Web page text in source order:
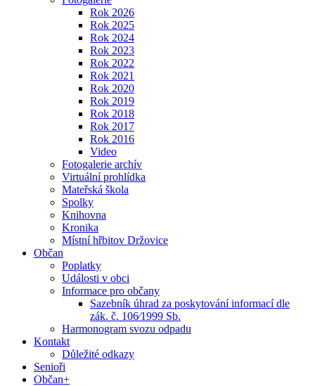
Rok 2026
Rok 2025
Rok 2024
Rok 2023
Rok 2022
Rok 2021
Rok 2020
Rok 2019
Rok 2018
Rok 2017
Rok 2016
Video
Fotogalerie archív
Virtuální prohlídka
Mateřská škola
Spolky
Knihovna
Kronika
Místní hřbitov Držovice
Občan
Poplatky
Události v obci
Informace pro občany
Sazebník úhrad za poskytování informací dle
zák. č. 106⁄1999 Sb.
Harmonogram svozu odpadu
Kontakt
Důležité odkazy
Senioři
Občan+